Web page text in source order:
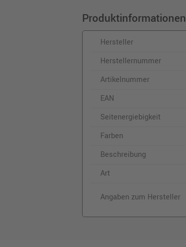
Produktinformationen
Hersteller
Herstellernummer
Artikelnummer
EAN
Seitenergiebigkeit
Farben
Beschreibung
Art
Angaben zum Hersteller